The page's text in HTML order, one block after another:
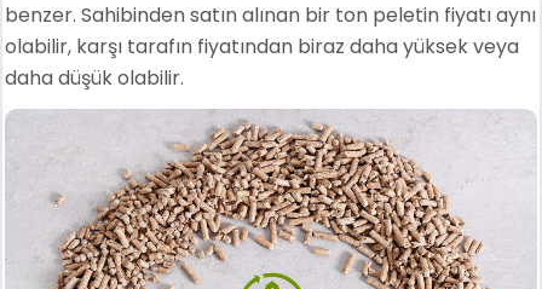
benzer. Sahibinden satın alınan bir ton peletin fiyatı aynı
olabilir, karşı tarafın fiyatından biraz daha yüksek veya
daha düşük olabilir.